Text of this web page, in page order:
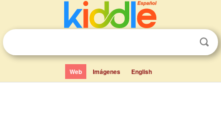
Web Imágenes English